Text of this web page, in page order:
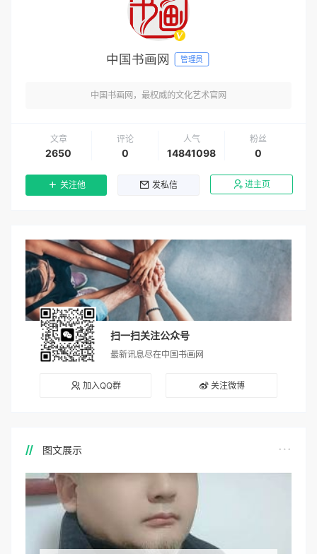
中国书画网 管理员
中国书画网，最权威的文化艺术官网
文章
2650
评论
0
人气
14841098
粉丝
0
关注他 发私信 进主页
扫一扫关注公众号
最新讯息尽在中国书画网
加入QQ群 关注微博
图文展示